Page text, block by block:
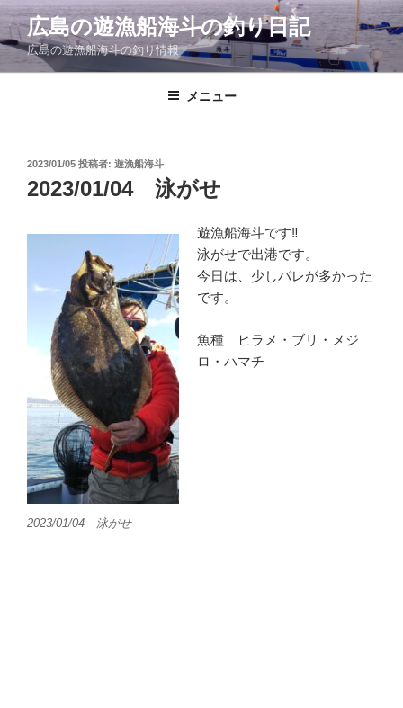
コ
ン
ン
広島の遊漁船海斗の釣り日記
広島の遊漁船海斗の釣り情報
メニュー
投
稿
日:
2023/01/05 投稿者: 遊漁船海斗
2023/01/04 泳がせ
2023/01/04 泳がせ
遊漁船海斗です‼
泳がせで出港です。
今日は、少しバレが多かった
です。
魚種 ヒラメ・ブリ・メジ
ロ・ハマチ